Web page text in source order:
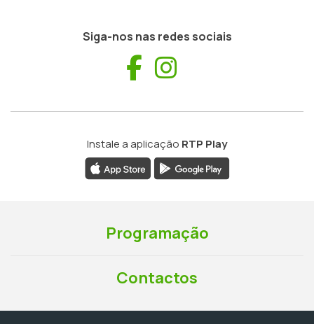
Siga-nos nas redes sociais
Facebook
Instale a aplicação RTP Play
Programação
Contactos